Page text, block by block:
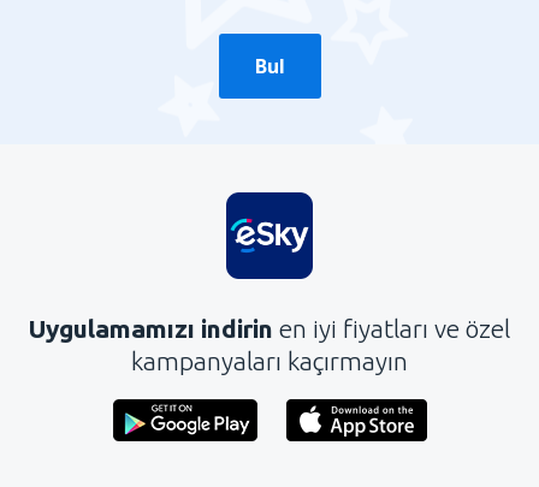
Bul
Uygulamamızı indirin en iyi fiyatları ve özel
kampanyaları kaçırmayın